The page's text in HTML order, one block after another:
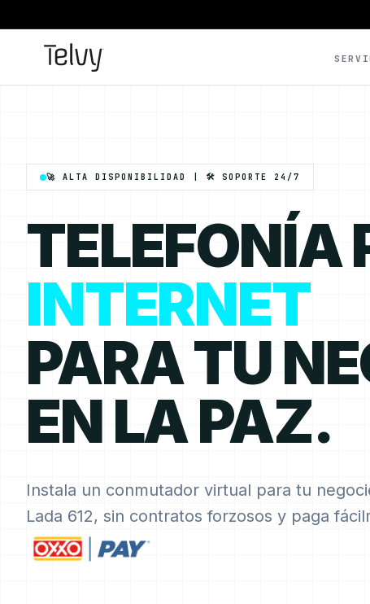
🚀 ALTA DISPONIBILIDAD | 🛠️ SOPORTE 24/7
TELEFONÍA
INTERNET
PARA TU
EN LA PAZ.
Instala un conmutador virtual para tu
Lada 612, sin contratos forzosos y paga